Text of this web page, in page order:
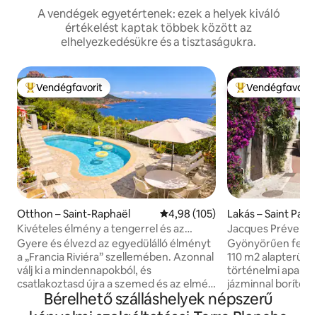
A vendégek egyetértenek: ezek a helyek kiváló
értékelést kaptak többek között az
elhelyezkedésükre és a tisztaságukra.
Kiemelt vendégfavorit
Vendégfavorit
Otthon – Saint-Raphaël Átlagos értékelés: 5/4,98, 105
4,98 (105)
Kivételes élmény a tengerrel és az
Estérellel # Medence
Gyere és élvezd az egyedülálló élményt
a „Francia Riviéra” szellemében. Azonnal
válj ki a mindennapokból, és
csatlakoztasd újra a szemed és az elméd
a természet és a tenger szépségéhez.
Az Anthéor dombján található La Petite
Kiemelt
Vendégfavorit
Lakás – Saint Paul
Jacques Prévert
Gyönyörűen
110 m2
történelmi
jázminnal borított
tengerre és a
falu szívében,
Bérelhető szálláshelyek népszerű